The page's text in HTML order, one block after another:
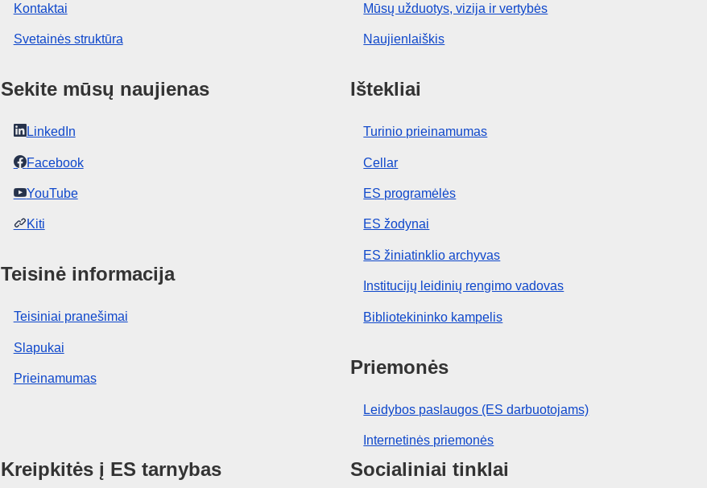
Kontaktai
Svetainės struktūra
Sekite mūsų naujienas
LinkedIn
Facebook
YouTube
Kiti
Teisinė informacija
Teisiniai pranešimai
Slapukai
Prieinamumas
Mūsų užduotys, vizija ir vertybės
Naujienlaiškis
Ištekliai
Turinio prieinamumas
Cellar
ES programėlės
ES žodynai
ES žiniatinklio archyvas
Institucijų leidinių rengimo vadovas
Bibliotekininko kampelis
Priemonės
Leidybos paslaugos (ES darbuotojams)
Internetinės priemonės
Kreipkitės į ES tarnybas Socialiniai tinklai